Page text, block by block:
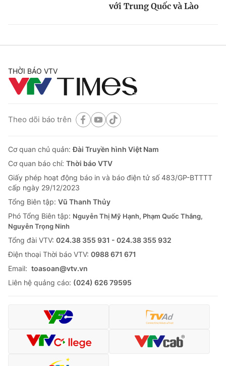
với Trung Quốc và Lào
THỜI BÁO VTV
Theo dõi báo trên
Cơ quan chủ quản:Đài Truyền hình Việt Nam
Cơ quan báo chí: Thời báo VTV
Giấy phép hoạt động báo in và báo điện tử số 483/GP-BTTTT
cấp ngày 29/12/2023
Tổng Biên tập: Vũ Thanh Thủy
Phó Tổng Biên tập: Nguyễn Thị Mỹ Hạnh, Phạm Quốc Thắng,
Nguyễn Trọng Ninh
Tổng đài VTV: 024.38 355 931 - 024.38 355 932
Ðiện thoại Thời báo VTV: 0988 671 671
Email: toasoan@vtv.vn
Liên hệ quảng cáo: (024) 626 79595